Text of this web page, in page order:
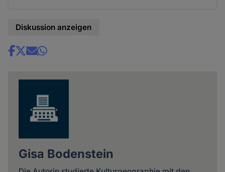
Diskussion anzeigen
Share
Gisa Bodenstein